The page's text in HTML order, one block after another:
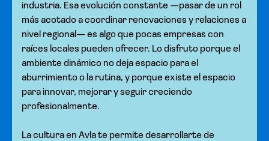
industria. Esa evolución constante —pasar de un rol
más acotado a coordinar renovaciones y relaciones a
nivel regional— es algo que pocas empresas con
raíces locales pueden ofrecer. Lo disfruto porque el
ambiente dinámico no deja espacio para el
aburrimiento o la rutina, y porque existe el espacio
para innovar, mejorar y seguir creciendo
profesionalmente.
La cultura en Avla te permite desarrollarte de